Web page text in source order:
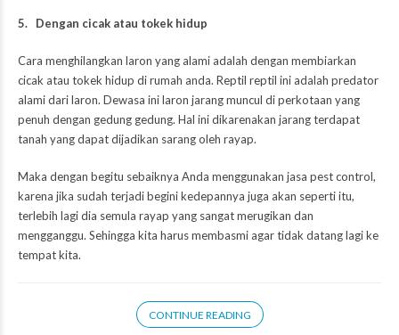
5. Dengan cicak atau tokek hidup
Cara menghilangkan laron yang alami adalah dengan membiarkan
cicak atau tokek hidup di rumah anda. Reptil reptil ini adalah predator
alami dari laron. Dewasa ini laron jarang muncul di perkotaan yang
penuh dengan gedung gedung. Hal ini dikarenakan jarang terdapat
tanah yang dapat dijadikan sarang oleh rayap.
Maka dengan begitu sebaiknya Anda menggunakan jasa pest control,
karena jika sudah terjadi begini kedepannya juga akan seperti itu,
terlebih lagi dia semula rayap yang sangat merugikan dan
mengganggu. Sehingga kita harus membasmi agar tidak datang lagi ke
tempat kita.
CONTINUE READING